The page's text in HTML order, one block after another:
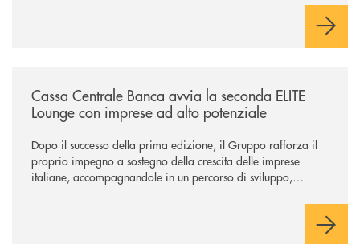
negoziazione esclusiva per la finalizzazione dell’operazione.
Cassa Centrale Banca avvia la seconda ELITE
Lounge con imprese ad alto potenziale
Dopo il successo della prima edizione, il Gruppo rafforza il
proprio impegno a sostegno della crescita delle imprese
italiane, accompagnandole in un percorso di sviluppo,